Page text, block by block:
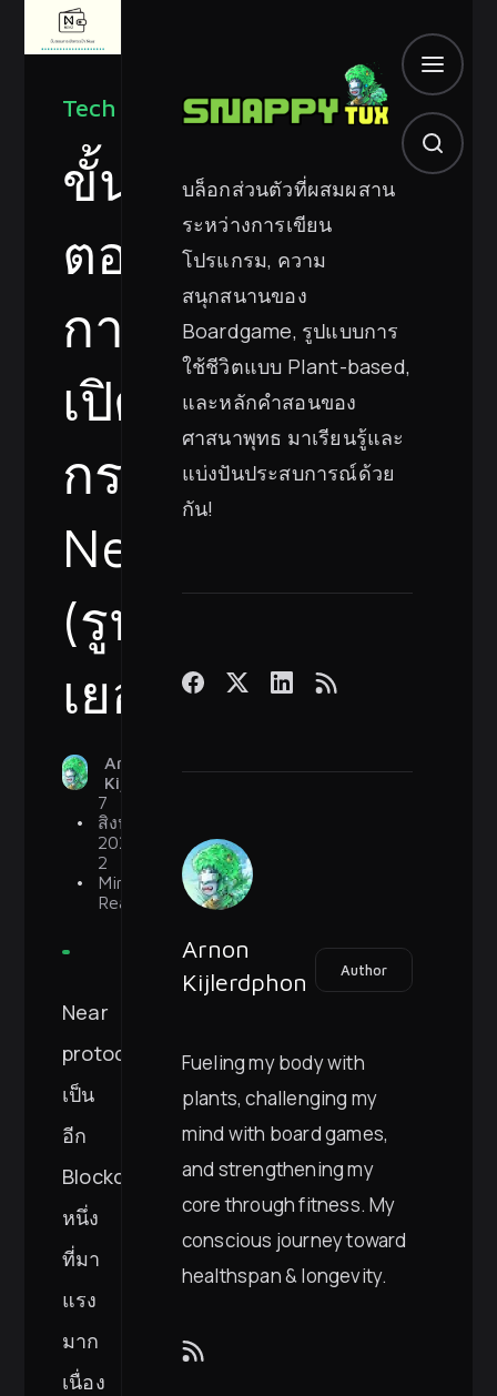
Tech
ขั้น
ตอน
การ
เปิด
กระเป๋า
Near
(รูป
เยอะ)
Arnon
Kijlerdphon
7
สิงหาคม
2022
2
Min
Read
Near
protocol
เป็น
อีก
Blockchain
หนึ่ง
ที่มา
แรง
มาก
เนื่อง
บล็อกส่วนตัวที่ผสมผสาน
ระหว่างการเขียน
โปรแกรม, ความ
สนุกสนานของ
Boardgame, รูปแบบการ
ใช้ชีวิตแบบ Plant-based,
และหลักคำสอนของ
ศาสนาพุทธ มาเรียนรู้และ
แบ่งปันประสบการณ์ด้วย
กัน!
Arnon
Kijlerdphon
Author
Fueling my body with
plants, challenging my
mind with board games,
and strengthening my
core through fitness. My
conscious journey toward
healthspan & longevity.